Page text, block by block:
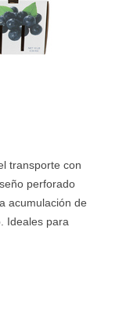
transporte con
perforado
acumulación de
Ideales para